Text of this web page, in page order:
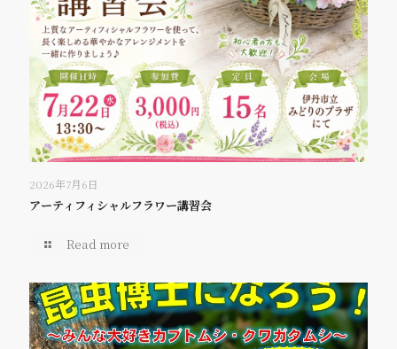
2026年7月6日
アーティフィシャルフラワー講習会
Read more